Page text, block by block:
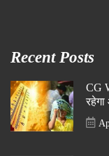
Recent Posts
CG